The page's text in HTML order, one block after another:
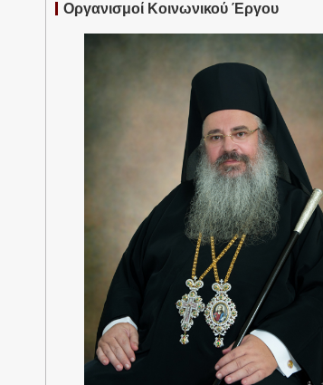
Οργανισμοί Κοινωνικού Έργου